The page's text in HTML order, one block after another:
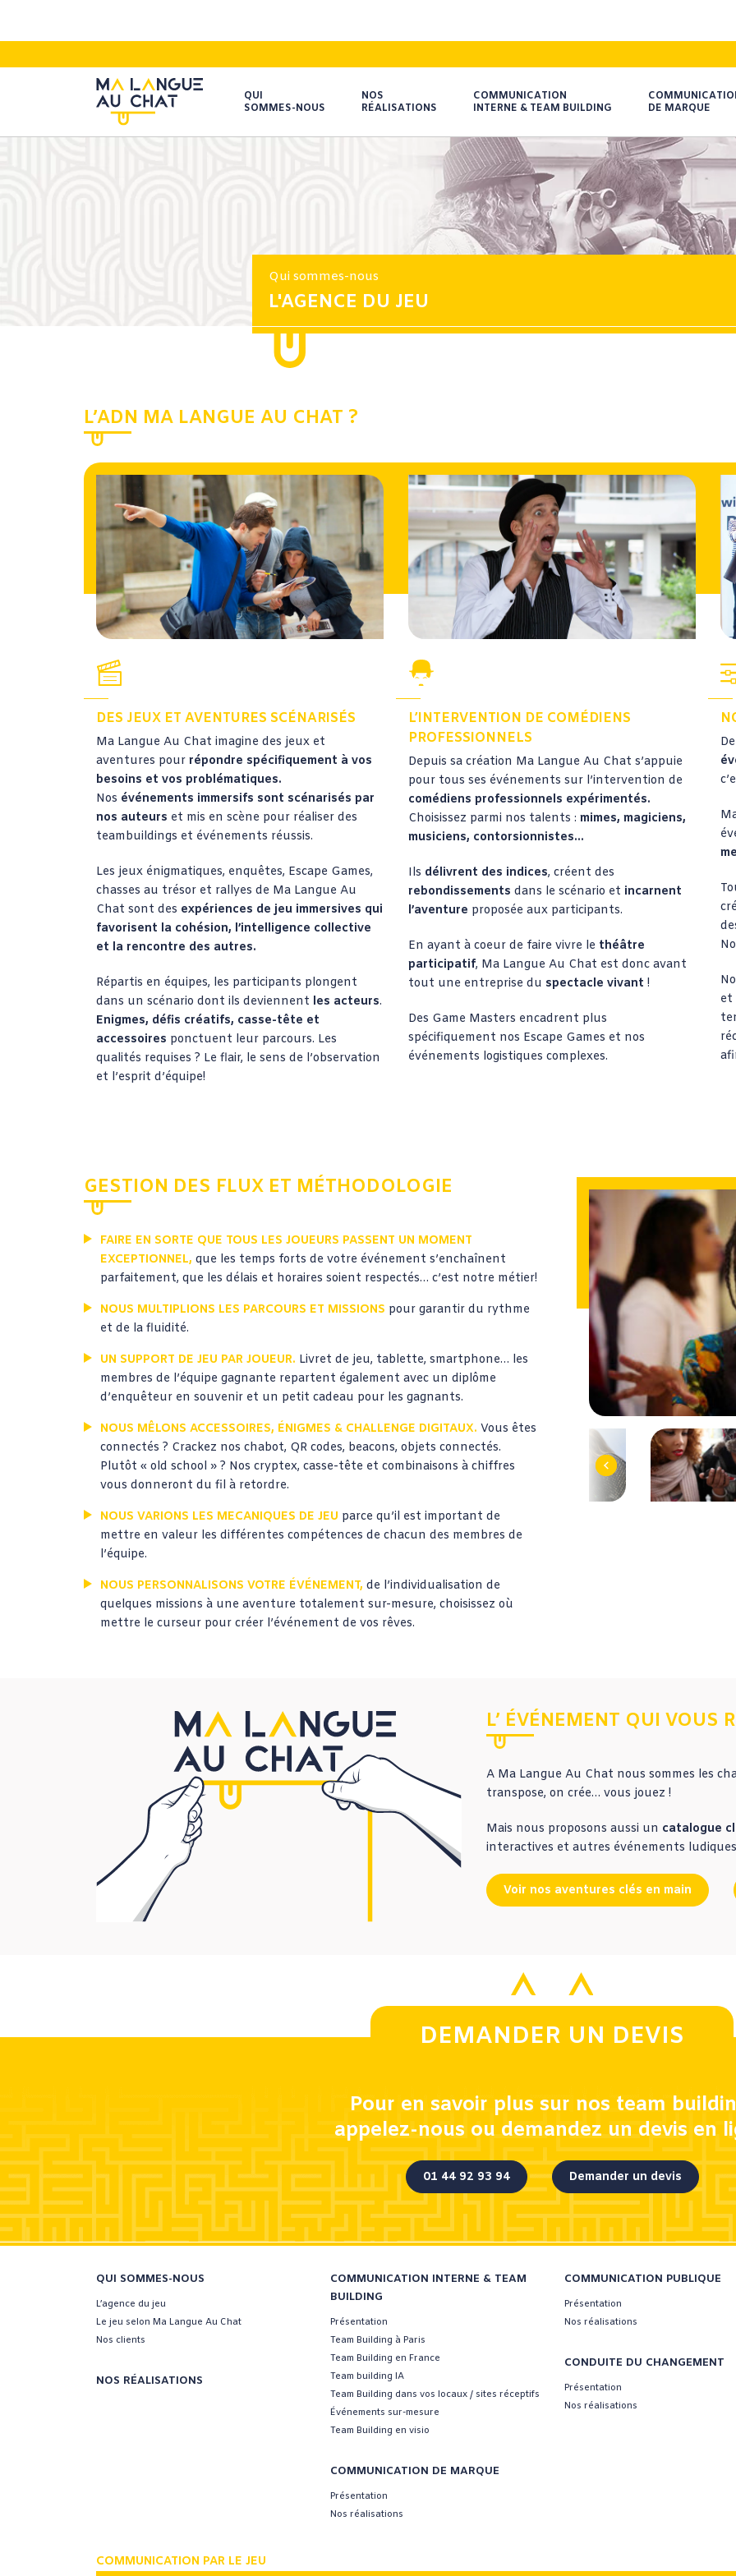
QUI
SOMMES-NOUS
NOS
RÉALISATIONS
COMMUNICATION
INTERNE & TEAM BUILDING
DE MARQUE
Qui sommes-nous
L'AGENCE DU JEU
L’ADN MA LANGUE AU CHAT ?
DES JEUX ET AVENTURES SCÉNARISÉS
Ma Langue Au Chat imagine des jeux et
aventures pour répondre spécifiquement à vos
besoins et vos problématiques.
Nos événements immersifs sont scénarisés par
nos auteurs et mis en scène pour réaliser des
teambuildings et événements réussis.
Les jeux énigmatiques, enquêtes, Escape Games,
chasses au trésor et rallyes de Ma Langue Au
Chat sont des expériences de jeu immersives qui
favorisent la cohésion, l’intelligence collective
et la rencontre des autres.
Répartis en équipes, les participants plongent
dans un scénario dont ils deviennent les acteurs.
Enigmes, défis créatifs, casse-tête et
accessoires ponctuent leur parcours. Les
qualités requises ? Le flair, le sens de l’observation
et l’esprit d’équipe!
L’INTERVENTION DE COMÉDIENS
PROFESSIONNELS
Depuis sa création Ma Langue Au Chat s’appuie
pour tous ses événements sur l’intervention de
comédiens professionnels expérimentés.
Choisissez parmi nos talents : mimes, magiciens,
musiciens, contorsionnistes…
Ils délivrent des indices, créent des
rebondissements dans le scénario et incarnent
l’aventure proposée aux participants.
En ayant à coeur de faire vivre le théâtre
participatif, Ma Langue Au Chat est donc avant
tout une entreprise du spectacle vivant !
Des Game Masters encadrent plus
spécifiquement nos Escape Games et nos
événements logistiques complexes.
et
GESTION DES FLUX ET MÉTHODOLOGIE
FAIRE EN SORTE QUE TOUS LES JOUEURS PASSENT UN MOMENT
EXCEPTIONNEL, que les temps forts de votre événement s’enchaînent
parfaitement, que les délais et horaires soient respectés… c’est notre métier!
NOUS MULTIPLIONS LES PARCOURS ET MISSIONS pour garantir du rythme
et de la fluidité.
UN SUPPORT DE JEU PAR JOUEUR. Livret de jeu, tablette, smartphone… les
membres de l’équipe gagnante repartent également avec un diplôme
d’enquêteur en souvenir et un petit cadeau pour les gagnants.
NOUS MÊLONS ACCESSOIRES, ÉNIGMES & CHALLENGE DIGITAUX. Vous êtes
connectés ? Crackez nos chabot, QR codes, beacons, objets connectés.
Plutôt « old school » ? Nos cryptex, casse-tête et combinaisons à chiffres
vous donneront du fil à retordre.
NOUS VARIONS LES MECANIQUES DE JEU parce qu’il est important de
mettre en valeur les différentes compétences de chacun des membres de
l’équipe.
NOUS PERSONNALISONS VOTRE ÉVÉNEMENT, de l’individualisation de
quelques missions à une aventure totalement sur-mesure, choisissez où
mettre le curseur pour créer l’événement de vos rêves.
Previous
L’ ÉVÉNEMENT QUI VOUS
A Ma Langue Au Chat nous sommes les
transpose, on crée… vous jouez !
Mais nous proposons aussi un catalogue
interactives et autres événements
Voir nos aventures clés en main
DEMANDER UN DEVIS
Pour en savoir plus sur nos team
appelez-nous ou demandez un devis en
01 44 92 93 94 Demander un devis
QUI SOMMES-NOUS
L’agence du jeu
Le jeu selon Ma Langue Au Chat
Nos clients
NOS RÉALISATIONS
COMMUNICATION INTERNE & TEAM
BUILDING
Présentation
Team Building à Paris
Team Building en France
Team building IA
Team Building dans vos locaux / sites réceptifs
Événements sur-mesure
Team Building en visio
COMMUNICATION DE MARQUE
Présentation
Nos réalisations
COMMUNICATION PUBLIQUE
Présentation
Nos réalisations
CONDUITE DU CHANGEMENT
Présentation
Nos réalisations